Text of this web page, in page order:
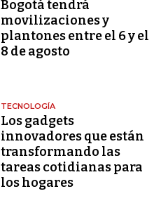
Bogotá tendrá
movilizaciones y
plantones entre el 6 y el
8 de agosto
TECNOLOGÍA
Los gadgets
innovadores que están
transformando las
tareas cotidianas para
los hogares